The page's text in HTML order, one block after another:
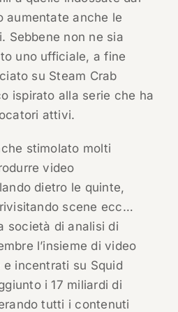
aumentate anche le
Sebbene non ne sia
uno ufficiale, a fine
su Steam Crab
ispirato alla serie che ha
attivi.
stimolato molti
video
dietro le quinte,
scene ecc…
società di analisi di
l’insieme di video
incentrati su Squid
i 17 miliardi di
tutti i contenuti